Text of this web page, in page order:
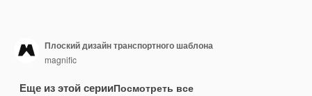
Плоский дизайн транспортного шаблона
magnific
Еще из этой серииПосмотреть все